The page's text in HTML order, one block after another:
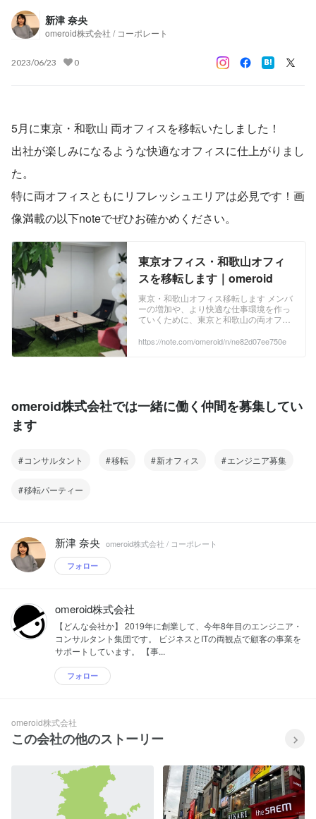
新津 奈央
omeroid株式会社 / コーポレート
2023/06/23 0
5月に東京・和歌山 両オフィスを移転いたしました！
出社が楽しみになるような快適なオフィスに仕上がりまし
た。
特に両オフィスともにリフレッシュエリアは必見です！画
像満載の以下noteでぜひお確かめください。
東京オフィス・和歌山オフィ
スを移転します｜omeroid
東京・和歌山オフィス移転します メンバ
ーの増加や、より快適な仕事環境を作っ
ていくために、東京と和歌山の両オフィ
エリアリラックスアウトドアエリアカフ
アになりたい方はご応募待っています。
和歌山採用実績: 2023年4月入社 2名 募
https://note.com/omeroid/n/ne82d07ee750e
omeroid株式会社では一緒に働く仲間を募集してい
ます
コンサルタント 移転 新オフィス エンジニア募集
移転パーティー
新津 奈央 omeroid株式会社 / コーポレート
フォロー
omeroid株式会社
【どんな会社か】 2019年に創業して、今年8年目のエンジニア・
コンサルタント集団です。 ビジネスとITの両観点で顧客の事業を
サポートしています。 【事...
フォロー
omeroid株式会社
この会社の他のストーリー